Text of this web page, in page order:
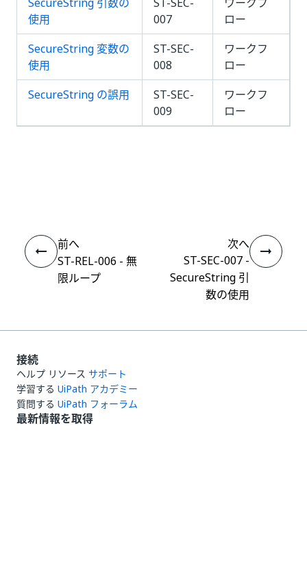
使用
007
ロー
SecureString 変数の
使用
ST-SEC-
008
ワークフ
ロー
SecureString の誤用
ST-SEC-
009
ワークフ
ロー
前へ
ST-REL-006 - 無
限ループ
次へ
ST-SEC-007 -
SecureString 引
数の使用
接続
ヘルプ リソース サポート
学習する UiPath アカデミー
質問する UiPath フォーラム
最新情報を取得